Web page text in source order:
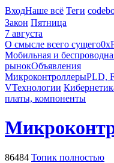
ВходНаше всё Теги
Закон Пятница
7 августа
О смысле всего сущего
Мобильная и
рынокОбъявления
МикроконтроллерыPLD,
VТехнологии
платы, компоненты
86484 Топик полностью